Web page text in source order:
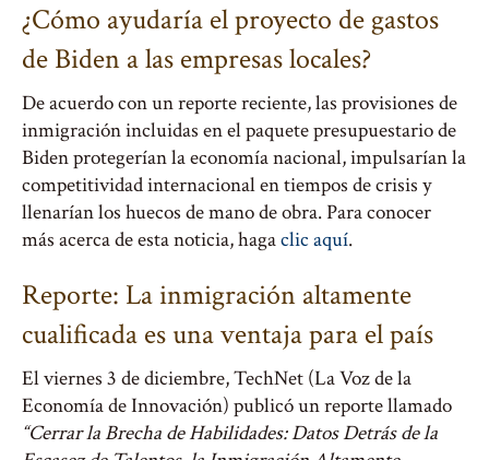
¿Cómo ayudaría el proyecto de gastos
de Biden a las empresas locales?
De acuerdo con un reporte reciente, las provisiones de
inmigración incluidas en el paquete presupuestario de
Biden protegerían la economía nacional, impulsarían la
competitividad internacional en tiempos de crisis y
llenarían los huecos de mano de obra. Para conocer
más acerca de esta noticia, hagaclic aquí.
Reporte: La inmigración altamente
cualificada es una ventaja para el país
El viernes 3 de diciembre, TechNet (La Voz de la
Economía de Innovación) publicó un reporte llamado
“Cerrar la Brecha de Habilidades: Datos Detrás de la